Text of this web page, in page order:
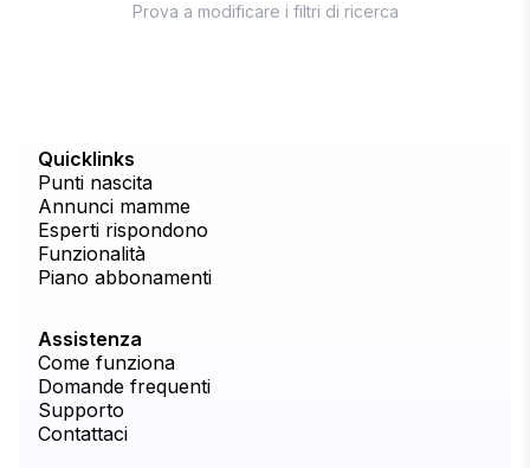
Prova a modificare i filtri di ricerca
Quicklinks
Punti nascita
Annunci mamme
Esperti rispondono
Funzionalità
Piano abbonamenti
Assistenza
Come funziona
Domande frequenti
Supporto
Contattaci